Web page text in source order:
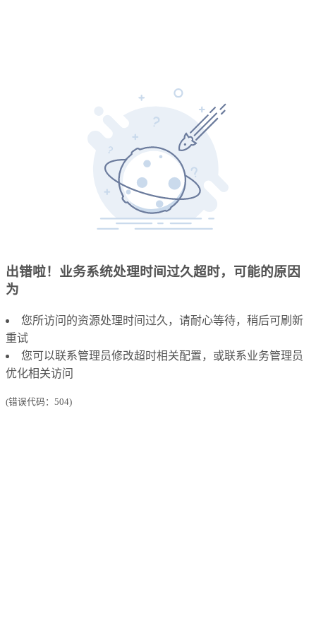
出错啦！业务系统处理时间过久超时，可能的原因
为
您所访问的资源处理时间过久，请耐心等待，稍后可刷新
重试
您可以联系管理员修改超时相关配置，或联系业务管理员
优化相关访问
(错误代码：504)